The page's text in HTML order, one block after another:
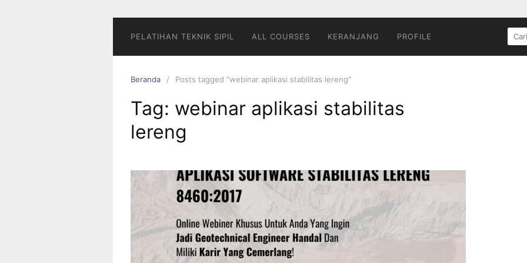
PELATIHAN TEKNIK SIPIL ALL COURSES KERANJANG PROFILE
Beranda Posts tagged “webinar aplikasi stabilitas lereng”
Tag: webinar aplikasi stabilitas
lereng